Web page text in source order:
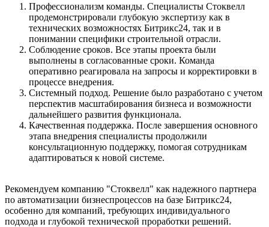
Профессионализм команды. Специалисты Стоквелл
продемонстрировали глубокую экспертизу как в
технических возможностях Битрикс24, так и в
понимании специфики строительной отрасли.
Соблюдение сроков. Все этапы проекта были
выполнены в согласованные сроки. Команда
оперативно реагировала на запросы и корректировки в
процессе внедрения.
Системный подход. Решение было разработано с учетом
перспектив масштабирования бизнеса и возможности
дальнейшего развития функционала.
Качественная поддержка. После завершения основного
этапа внедрения специалисты продолжили
консультационную поддержку, помогая сотрудникам
адаптироваться к новой системе.
Рекомендуем компанию "Стоквелл" как надежного партнера
по автоматизации бизнеспроцессов на базе Битрикс24,
особенно для компаний, требующих индивидуального
подхода и глубокой технической проработки решений.